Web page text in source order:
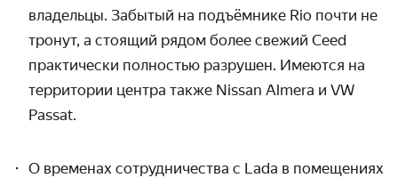
владельцы. Забытый на подъёмнике Rio почти не
тронут, а стоящий рядом более свежий Ceed
практически полностью разрушен. Имеются на
территории центра также Nissan Almera и VW
Passat.
О временах сотрудничества с Lada в помещениях